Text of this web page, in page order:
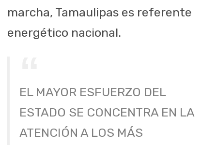
marcha, Tamaulipas es referente
energético nacional.
EL MAYOR ESFUERZO DEL
ESTADO SE CONCENTRA EN LA
ATENCIÓN A LOS MÁS